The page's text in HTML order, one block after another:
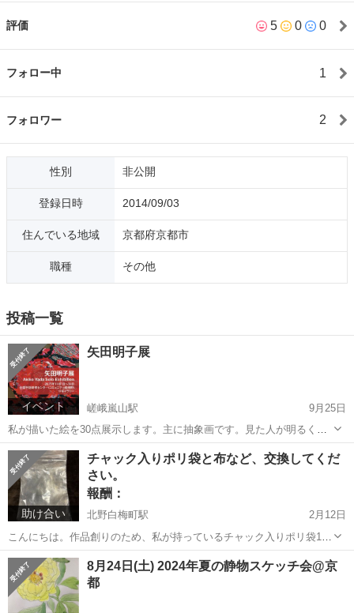
評価 5 0 0
フォロー中 1
フォロワー 2
性別 非公開
登録日時 2014/09/03
住んでいる地域 京都府京都市
職種 その他
投稿一覧
イベント
矢田明子展
嵯峨嵐山駅
9月25日
私が描いた絵を30点展示します。主に抽象画です。見た人が明るく元
気な気分になってくれればと思っています。 ★矢田明子展 日時：
2025年11月1日(土)～11月30日(日) 9～17時(初日13時から、最終日15
時...
京都 京都市 嵯峨嵐山駅 展示会 明子
助け合い
チャック入りポリ袋と布など、交換してくだ
さい。
報酬：
北野白梅町駅
2月12日
こんにちは。作品創りのため、私が持っているチャック入りポリ袋10
枚と、貴方がお持ちの端切れ・アクセサリーなどと交換してくださ
い。下記受け渡し日時・場所に取りにきてくれる方でお願いします。
★あげます チャック...
京都 京都市 北野白梅町駅 交換したい
8月24日(土) 2024年夏の静物スケッチ会@京
都